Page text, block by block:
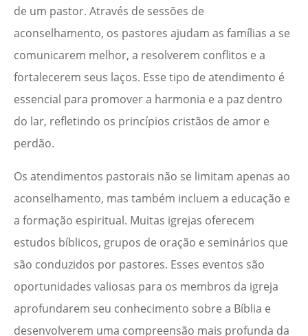
de um pastor. Através de sessões de
aconselhamento, os pastores ajudam as famílias a se
comunicarem melhor, a resolverem conflitos e a
fortalecerem seus laços. Esse tipo de atendimento é
essencial para promover a harmonia e a paz dentro
do lar, refletindo os princípios cristãos de amor e
perdão.
Os atendimentos pastorais não se limitam apenas ao
aconselhamento, mas também incluem a educação e
a formação espiritual. Muitas igrejas oferecem
estudos bíblicos, grupos de oração e seminários que
são conduzidos por pastores. Esses eventos são
oportunidades valiosas para os membros da igreja
aprofundarem seu conhecimento sobre a Bíblia e
desenvolverem uma compreensão mais profunda da